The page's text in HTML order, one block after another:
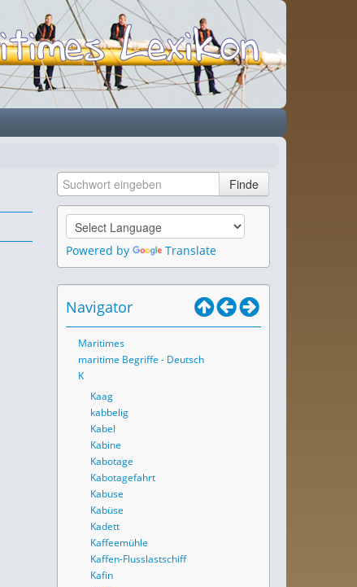
Powered by
Translate
Navigator
Maritimes
maritime Begriffe - Deutsch
K
Kaag
kabbelig
Kabel
Kabine
Kabotage
Kabotagefahrt
Kabuse
Kabüse
Kadett
Kaffeemühle
Kaffen-Flusslastschiff
Kafin